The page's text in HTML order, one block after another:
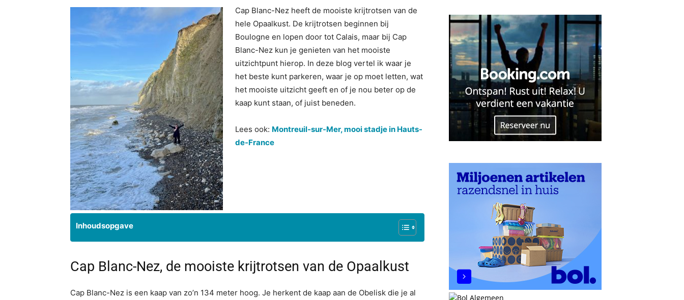
Cap Blanc-Nez heeft de mooiste krijtrotsen van de
hele Opaalkust. De krijtrotsen beginnen bij
Boulogne en lopen door tot Calais, maar bij Cap
Blanc-Nez kun je genieten van het mooiste
uitzichtpunt hierop. In deze blog vertel ik waar je
het beste kunt parkeren, waar je op moet letten, wat
het mooiste uitzicht geeft en of je nou beter op de
kaap kunt staan, of juist beneden.
Lees ook: Montreuil-sur-Mer, mooi stadje in Hauts-
de-France
Inhoudsopgave
Cap Blanc-Nez, de mooiste krijtrotsen van de Opaalkust
Cap Blanc-Nez is een kaap van zo’n 134 meter hoog. Je herkent de kaap aan de Obelisk die je al